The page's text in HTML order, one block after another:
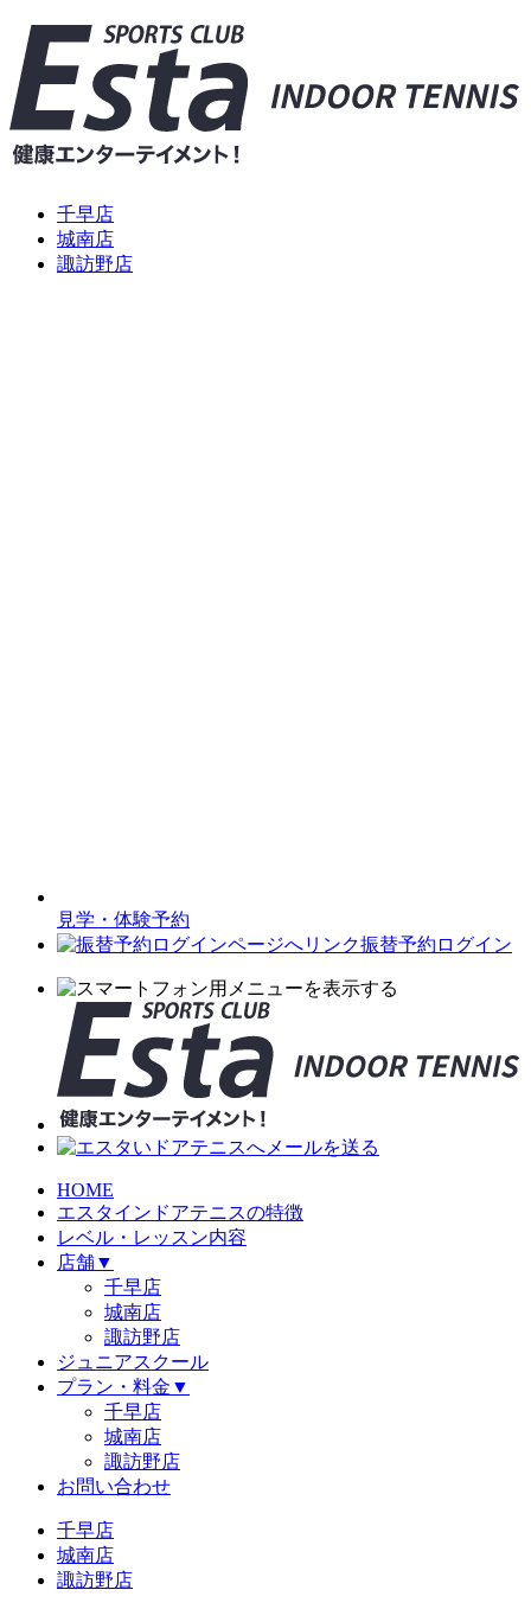
千早店
城南店
諏訪野店
見学・体験予約
振替予約ログイン
HOME
エスタインドアテニスの特徴
レベル・レッスン内容
店舗▼
千早店
城南店
諏訪野店
ジュニアスクール
プラン・料金 ▼
千早店
城南店
諏訪野店
お問い合わせ
千早店
城南店
諏訪野店